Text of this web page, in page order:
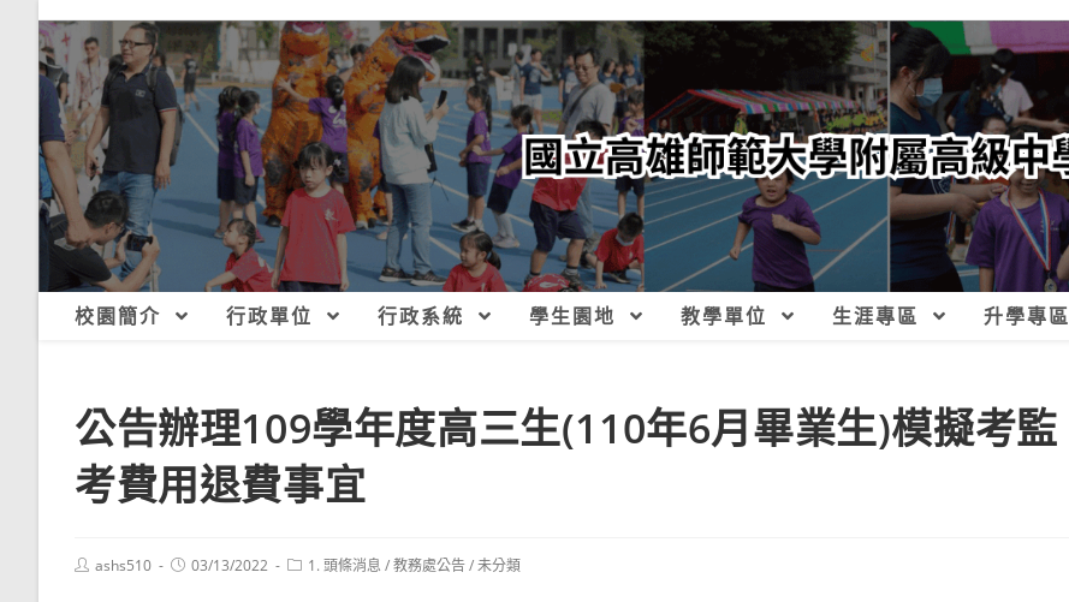
校園簡介 行政單位 行政系統 學生園地 教學單位 生涯專區 升學專區
公告辦理109學年度高三生(110年6月畢業生)模擬考監
考費用退費事宜
Postashs510
Post03/13/2022
Post1. 頭條消息 /教務處公告/未分類